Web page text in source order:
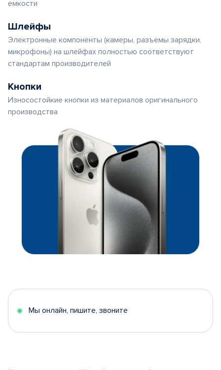
емкости
Шлейфы
Электронные компоненты (камеры, разъемы зарядки,
микрофоны) на шлейфах полностью соответствуют
стандартам производителей
Кнопки
Износостойкие кнопки из материалов оригинального
производства
Мы онлайн, пишите, звоните